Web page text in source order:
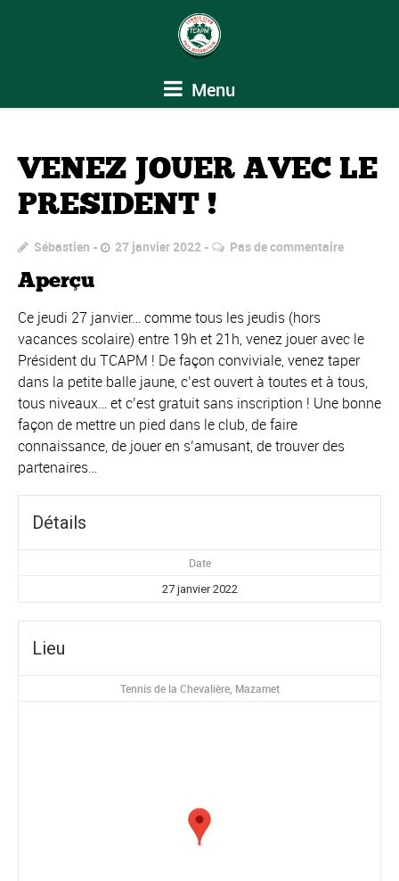
Menu
VENEZ JOUER AVEC LE
PRESIDENT !
Sébastien 27 janvier 2022 Pas de commentaire
Aperçu
Ce jeudi 27 janvier… comme tous les jeudis (hors
vacances scolaire) entre 19h et 21h, venez jouer avec le
Président du TCAPM ! De façon conviviale, venez taper
dans la petite balle jaune, c’est ouvert à toutes et à tous,
tous niveaux… et c’est gratuit sans inscription ! Une bonne
façon de mettre un pied dans le club, de faire
connaissance, de jouer en s’amusant, de trouver des
partenaires…
Détails
Date
27 janvier 2022
Lieu
Tennis de la Chevalière, Mazamet